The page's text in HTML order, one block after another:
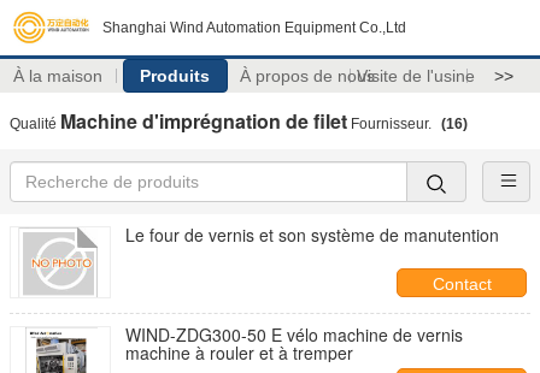
Shanghai Wind Automation Equipment Co.,Ltd
À la maison Produits À propos de nousVisite de l'usine >>
Qualité Machine d'imprégnation de filet Fournisseur. (16)
Le four de vernis et son système de manutention
Contact
WIND-ZDG300-50 E vélo machine de vernis
machine à rouler et à tremper